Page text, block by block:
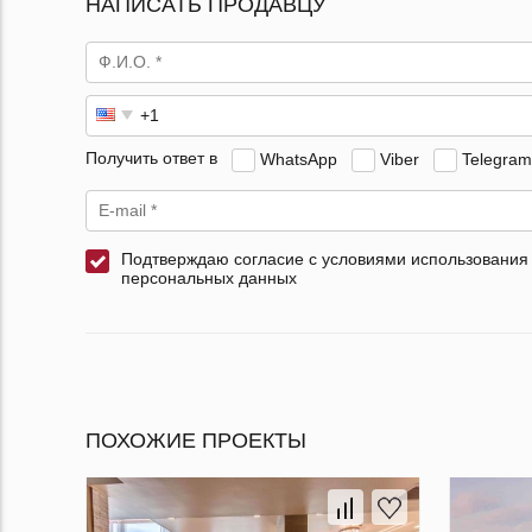
Получить ответ в WhatsApp Viber Telegram
Подтверждаю согласие с условиями использования
персональных данных
ПОХОЖИЕ ПРОЕКТЫ